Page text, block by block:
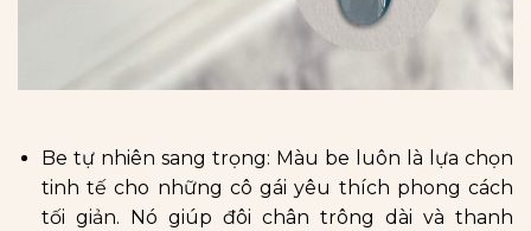
Be tự nhiên sang trọng: Màu be luôn là lựa chọn
tinh tế cho những cô gái yêu thích phong cách
tối giản. Nó giúp đôi chân trông dài và thanh